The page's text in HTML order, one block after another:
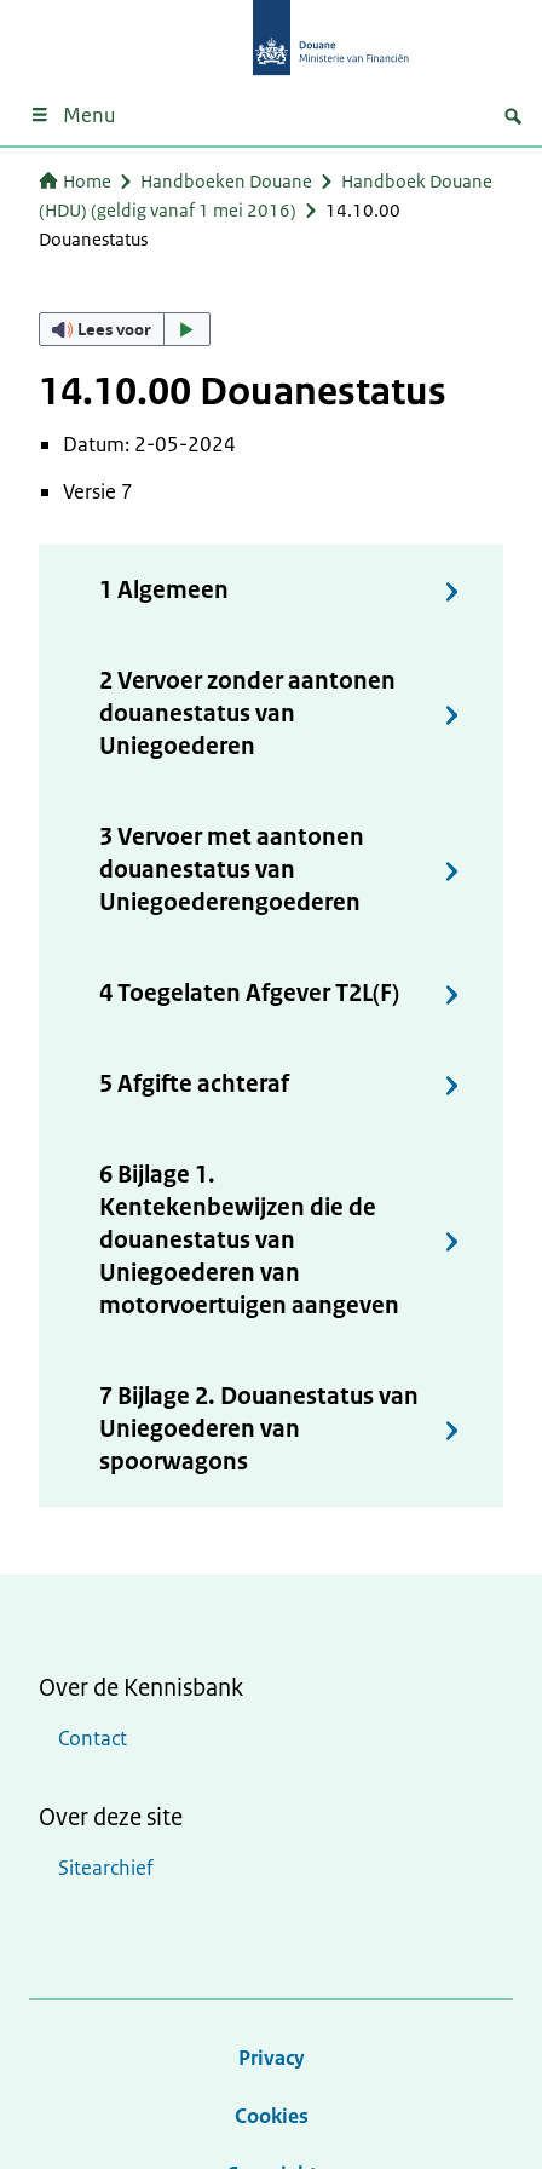
Menu
Home Handboeken Douane
Handboek Douane
(HDU) (geldig vanaf 1 mei 2016)
14.10.00
Douanestatus
Lees voor
14.10.00 Douanestatus
Datum: 2-05-2024
Versie 7
1 Algemeen
2 Vervoer zonder aantonen
douanestatus van
Uniegoederen
3 Vervoer met aantonen
douanestatus van
Uniegoederengoederen
4 Toegelaten Afgever T2L(F)
5 Afgifte achteraf
6 Bijlage 1.
Kentekenbewijzen die de
douanestatus van
Uniegoederen van
motorvoertuigen aangeven
7 Bijlage 2. Douanestatus van
Uniegoederen van
spoorwagons
Over de Kennisbank
Contact
Over deze site
Sitearchief
Privacy
Cookies